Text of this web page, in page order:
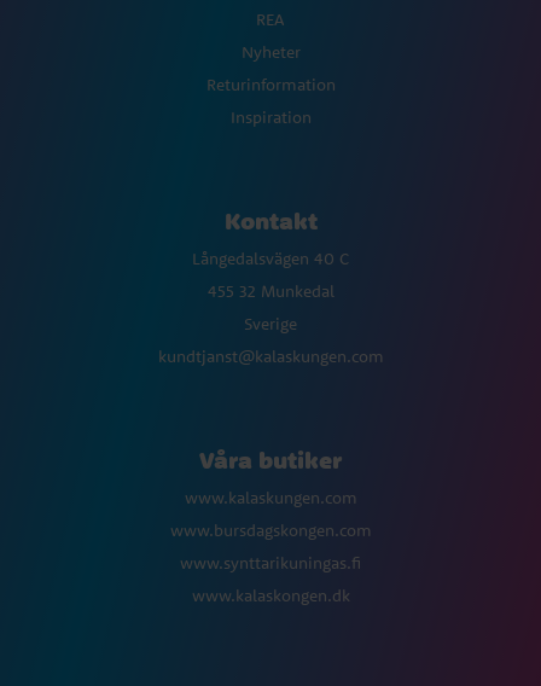
REA
Nyheter
Returinformation
Inspiration
Kontakt
Långedalsvägen 40 C
455 32 Munkedal
Sverige
kundtjanst@kalaskungen.com
Våra butiker
www.kalaskungen.com
www.bursdagskongen.com
www.synttarikuningas.fi
www.kalaskongen.dk